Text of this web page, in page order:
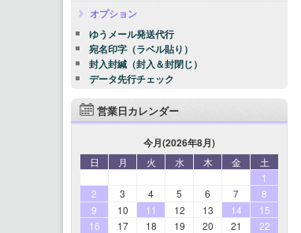
オプション
ゆうメール発送代行
宛名印字（ラベル貼り）
封入封緘（封入＆封閉じ）
データ先行チェック
営業日カレンダー
今月(2026年8月)
日 月 火 水 木 金
土
1
2
3 4 5 6 7
8
9
10 11 12 13 14
15
16
17 18 19 20 21
22